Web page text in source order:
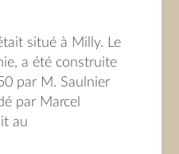
situé à Milly. Le
a été construite
par M. Saulnier
par Marcel
au
scierie.